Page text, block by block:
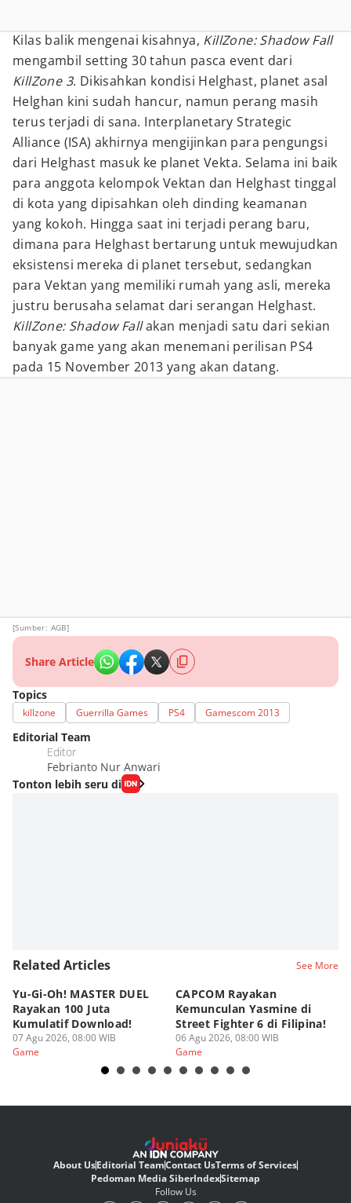
Kilas balik mengenai kisahnya, KillZone: Shadow Fall
mengambil setting 30 tahun pasca event dari
KillZone 3. Dikisahkan kondisi Helghast, planet asal
Helghan kini sudah hancur, namun perang masih
terus terjadi di sana. Interplanetary Strategic
Alliance (ISA) akhirnya mengijinkan para pengungsi
dari Helghast masuk ke planet Vekta. Selama ini baik
para anggota kelompok Vektan dan Helghast tinggal
di kota yang dipisahkan oleh dinding keamanan
yang kokoh. Hingga saat ini terjadi perang baru,
dimana para Helghast bertarung untuk mewujudkan
eksistensi mereka di planet tersebut, sedangkan
para Vektan yang memiliki rumah yang asli, mereka
justru berusaha selamat dari serangan Helghast.
KillZone: Shadow Fallakan menjadi satu dari sekian
banyak game yang akan menemani perilisan PS4
pada 15 November 2013 yang akan datang.
[Sumber: AGB]
Share Article
Topics
killzone Guerrilla Games PS4 Gamescom 2013
Editorial Team
Editor
Febrianto Nur Anwari
Tonton lebih seru di
Related Articles See More
Yu-Gi-Oh! MASTER DUEL
Rayakan 100 Juta
Kumulatif Download!
07 Agu 2026, 08:00 WIB
Game
CAPCOM Rayakan
Kemunculan Yasmine di
Street Fighter 6 di Filipina!
06 Agu 2026, 08:00 WIB
Game
About UsEditorial TeamContact UsTerms of Services
Pedoman Media SiberIndexSitemap
Follow Us